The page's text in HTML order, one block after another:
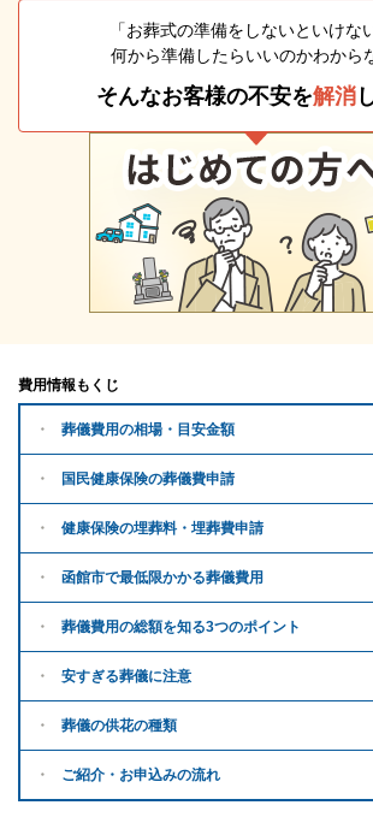
「お葬式の準備をしないといけな
何から準備したらいいのかわから
そんなお客様の不安を解消
費用情報もくじ
葬儀費用の相場・目安金額
国民健康保険の葬儀費申請
健康保険の埋葬料・ 埋葬費申請
函館市で最低限かかる葬儀費用
葬儀費用の総額を知る3つのポイント
安すぎる葬儀に注意
葬儀の供花の種類
ご紹介・ お申込みの流れ